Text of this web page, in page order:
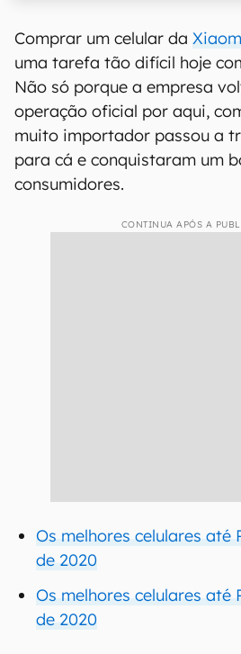
Comprar um celular da
uma tarefa tão difícil hoje
Não só porque a empresa
operação oficial por aqui,
muito importador passou a
para cá e conquistaram um
consumidores.
CONTINUA APÓS A
Os melhores celulares até
de 2020
Os melhores celulares até
de 2020